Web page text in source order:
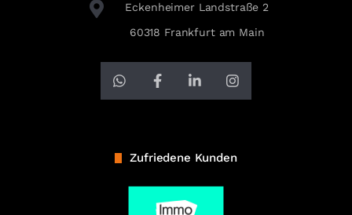
Eckenheimer Landstraße 2
60318 Frankfurt am Main
Zufriedene Kunden